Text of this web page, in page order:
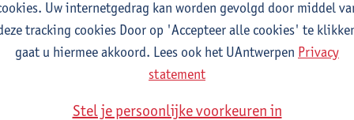
behaalde een masterdiploma in geschiedenis of je behaalt
Uw internetgedrag kan worden gevolgd door middel
tracking cookies Door op 'Accepteer alle cookies' te
gaat u hiermee akkoord. Lees ook het UAntwerpen Privacy
statement
Stel je persoonlijke voorkeuren in